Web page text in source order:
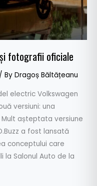
fotografii oficiale
/ By Dragoș Băltățeanu
electric Volkswagen
versiuni: una
așteptata versiune
a fost lansată
conceptului care
la Salonul Auto de la